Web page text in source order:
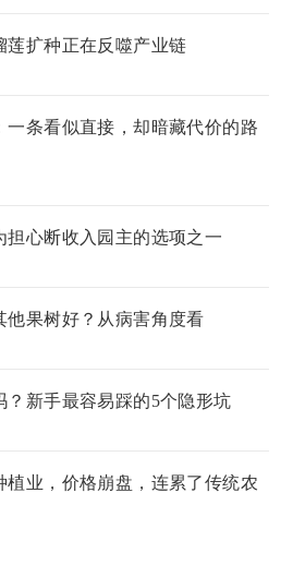
莲扩种正在反噬产业链
一条看似直接，却暗藏代价的路
担心断收入园主的选项之一
他果树好？从病害角度看
？新手最容易踩的5个隐形坑
植业，价格崩盘，连累了传统农